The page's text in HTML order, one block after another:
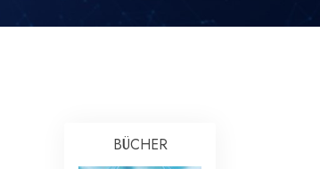
BÜCHER